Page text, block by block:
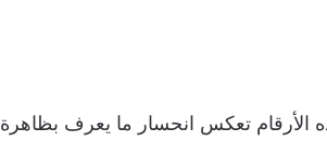
الأرقام تعكس انحسار ما يعرف بظاهرة